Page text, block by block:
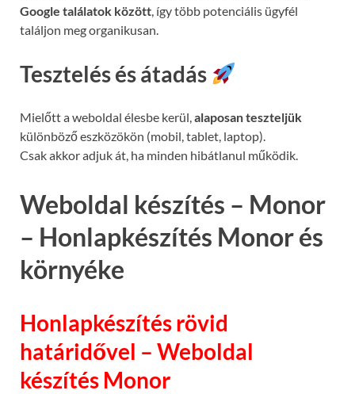
Google találatok között, így több potenciális ügyfél
találjon meg organikusan.
Tesztelés és átadás
Mielőtt a weboldal élesbe kerül,alaposan teszteljük
különböző eszközökön (mobil, tablet, laptop).
Csak akkor adjuk át, ha minden hibátlanul működik.
Weboldal készítés – Monor
– Honlapkészítés Monor és
környéke
Honlapkészítés rövid
határidővel – Weboldal
készítés Monor